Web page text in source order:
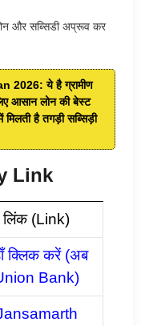
और सब्सिडी अप्रूव कर
2026: ये है ग्रामीण
आसान लोन की बेस्ट
मिलती है तगड़ी सब्सिड़ी
Link
लिंक (Link)
क्लिक करें(अब
Bank)